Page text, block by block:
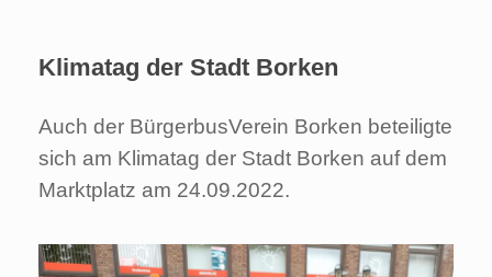
Klimatag der Stadt Borken
Auch der BürgerbusVerein Borken beteiligte
sich am Klimatag der Stadt Borken auf dem
Marktplatz am 24.09.2022.